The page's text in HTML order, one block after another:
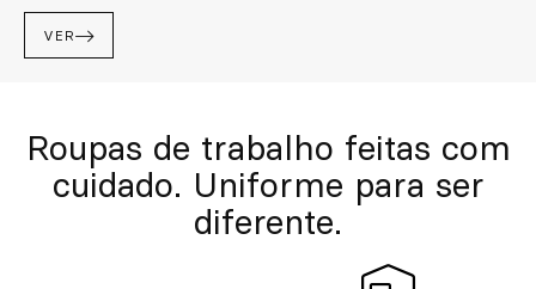
VER
Roupas de trabalho feitas com
cuidado. Uniforme para ser
diferente.